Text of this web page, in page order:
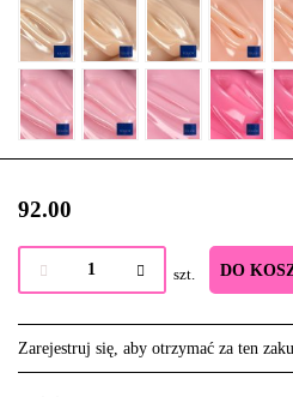
92.00
szt. DO
Zarejestruj się, aby otrzymać za ten